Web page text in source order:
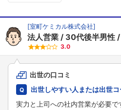
[室町ケミカル株式会社]
法人営業 30代後半男性
3.0
出世の口コミ
出世しやすい人または出世コ
実力と上司への社内営業が必要で